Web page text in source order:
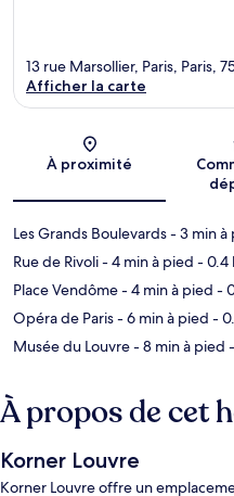
13 rue Marsollier, Paris, Paris,
Afficher la carte
À proximité
Les Grands Boulevards- 3 min à
Rue de Rivoli- 4 min à pied - 0.4
Place Vendôme- 4 min à pied -
Opéra de Paris- 6 min à pied -
Musée du Louvre- 8 min à pied
À propos de cet
Korner Louvre
Korner Louvre offre un